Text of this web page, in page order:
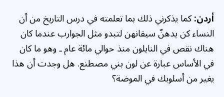
أردن:كما يذكرني ذلك بما تعلمته في درس التاريخ من أن
النساء كن يدهنّ سيقانهن لتبدو مثل الجوارب عندما كان
هناك نقص في النايلون منذ حوالي مائة عام ـ وهو ما كان
في الأساس عبارة عن لون بني مصطنع. هل وجدت أن هذا
يغير من أسلوبك في الموضة؟